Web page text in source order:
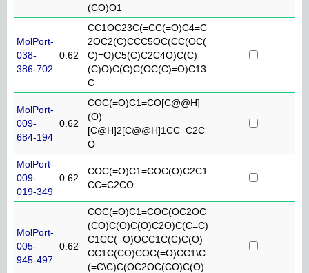
(CO)O1
MolPort-
038-
386-702
0.62
CC1OC23C(=CC(=O)C4=C
2OC2(C)CCC5OC(CC(OC(
C)=O)C5(C)C2C4O)C(C)
(C)O)C(C)C(OC(C)=O)C13
C
MolPort-
009-
684-194
0.62
COC(=O)C1=CO[C@@H]
(O)
[C@H]2[C@@H]1CC=C2C
O
MolPort-
009-
019-349
0.62
COC(=O)C1=COC(O)C2C1
CC=C2CO
MolPort-
005-
945-497
0.62
COC(=O)C1=COC(OC2OC
(CO)C(O)C(O)C2O)C(C=C)
C1CC(=O)OCC1C(C)C(O)
CC1C(CO)COC(=O)CC1\C
(=C\C)C(OC2OC(CO)C(O)